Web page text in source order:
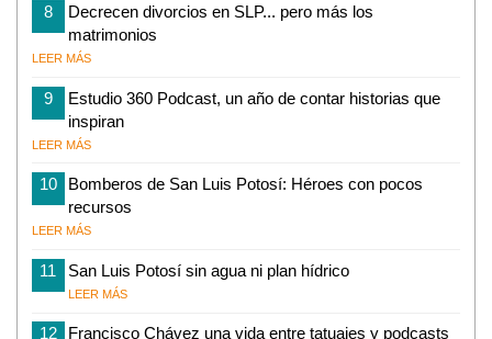
8
Decrecen divorcios en SLP... pero más los
matrimonios
LEER MÁS
9
Estudio 360 Podcast, un año de contar historias que
inspiran
LEER MÁS
10
Bomberos de San Luis Potosí: Héroes con pocos
recursos
LEER MÁS
11 San Luis Potosí sin agua ni plan hídrico
LEER MÁS
12 Francisco Chávez una vida entre tatuajes y podcasts